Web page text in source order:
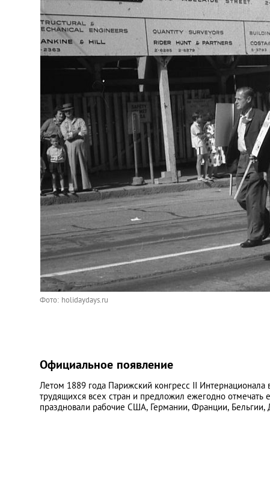
Фото: holidaydays.ru
Официальное появление
Летом 1889 года Парижский конгресс II
трудящихся всех стран и предложил ежегодно
праздновали рабочие США, Германии, Франции, Бельгии,